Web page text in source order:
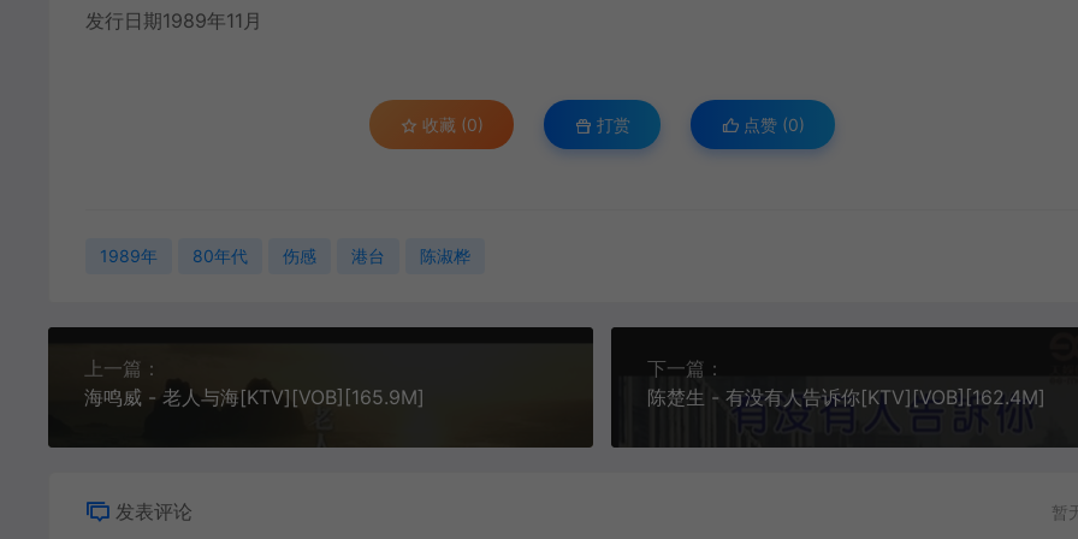
发行日期1989年11月
收藏 (0) 打赏 点赞 (0)
1989年 80年代 伤感 港台 陈淑桦
上一篇：
海鸣威 - 老人与海[KTV][VOB][165.9M]
下一篇：
陈楚生 - 有没有人告诉你[KTV][VOB][162.4M]
发表评论 暂